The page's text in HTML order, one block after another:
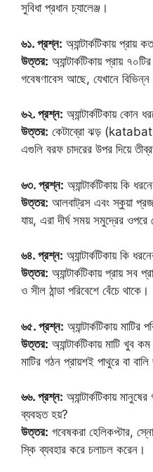
সুবিধা প্রধান চ্যালেঞ্জ।
৬১. প্রশ্ন: অ্যান্টার্কটিকায়
উত্তর: অ্যান্টার্কটিকায় প্রায়
গবেষণাবেস আছে, যেখানে
৬২. প্রশ্ন: অ্যান্টার্কটিকায় কোন
উত্তর: কেটাব্রো ঝড়
এগুলি বরফ চাদরের উপর দিয়ে
৬৩. প্রশ্ন: অ্যান্টার্কটিকায় কি
উত্তর: আলবাট্রস এবং স্কুয়া
যায়, এরা দীর্ঘ সময় সমুদ্রের ওপরে
৬৪. প্রশ্ন: অ্যান্টার্কটিকায় কি
উত্তর: অ্যান্টার্কটিকায় প্রায় সব
ও সীল ঠান্ডা পরিবেশে বেঁচে থাকে।
৬৫. প্রশ্ন: অ্যান্টার্কটিকায় মাটির
উত্তর: অ্যান্টার্কটিকায় মাটি খুব
মাটির গঠন প্রায়শই পাথুরে বা বালি
৬৬. প্রশ্ন: অ্যান্টার্কটিকায়
ব্যবহৃত হয়?
উত্তর: গবেষকরা হেলিকপ্টার,
স্কি ব্যবহার করে চলাচল করেন।